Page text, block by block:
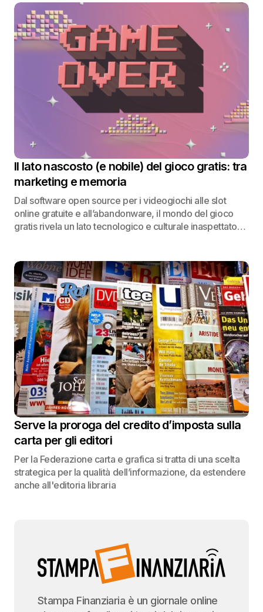
Il lato nascosto (e nobile) del gioco gratis: tra
marketing e memoria
Dal software open source per i videogiochi alle slot
online gratuite e all’abandonware, il mondo del gioco
gratis rivela un lato tecnologico e culturale inaspettato…
Serve la proroga del credito d’imposta sulla
carta per gli editori
Per la Federazione carta e grafica si tratta di una scelta
strategica per la qualità dell’informazione, da estendere
anche all'editoria libraria
Stampa Finanziaria è un giornale online